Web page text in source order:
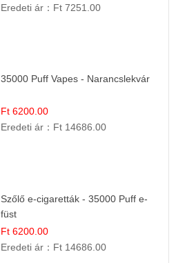
Eredeti ár： Ft 7251.00
35000 Puff Vapes - Narancslekvár
Ft 6200.00
Eredeti ár： Ft 14686.00
Szőlő e-cigaretták - 35000 Puff e-
füst
Ft 6200.00
Eredeti ár： Ft 14686.00